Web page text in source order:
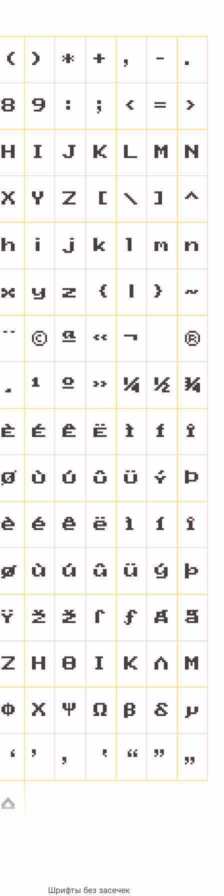
( ) * + , - .
8 9 : ; < = >
H I J K L M N
X Y Z [ \ ] ^
h i j k m n
x y z { } ~
© ª « ¬ ®
¸ ¹ º » ¼ ½ ¾
È É Ê Ë Ì Í Î
Ø Ù Ú Û Ü Ý Þ
è é ê ë ì í î
ø ù ú û ü ý þ
Ÿ Ž ž ſ ƒ Ǻ ǻ
Ζ Η Θ Ι Κ Λ Μ
Φ Χ Ψ Ω β δ μ
‘ ’ ‚ ‛ “ ” „
␡
Шрифты без засечек